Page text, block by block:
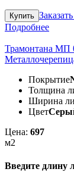
Подробнее
Трамонтана МП
Покрытие
Толщина
Ширина
Цвет
Цена: 697
м2
Введите длину